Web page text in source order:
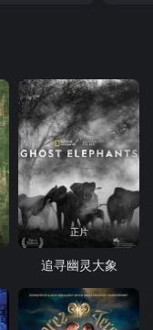
正片
追寻幽灵大象